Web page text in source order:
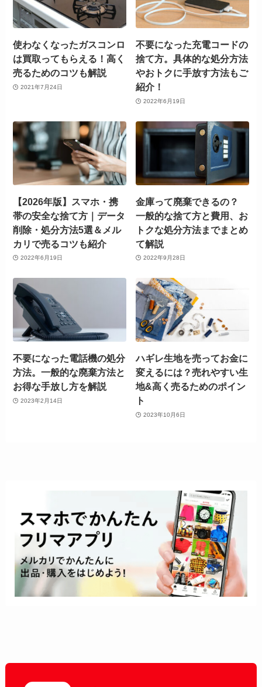
使わなくなったガスコンロ
は買取ってもらえる！高く
売るためのコツも解説
2021年7月24日
不要になった充電コードの
捨て方。具体的な処分方法
やおトクに手放す方法もご
紹介！
2022年6月19日
【2026年版】スマホ・携
帯の安全な捨て方｜データ
削除・処分方法5選＆メル
カリで売るコツも紹介
2022年6月19日
金庫って廃棄できるの？
一般的な捨て方と費用、お
トクな処分方法までまとめ
て解説
2022年9月28日
不要になった電話機の処分
方法。一般的な廃棄方法と
お得な手放し方を解説
2023年2月14日
ハギレ生地を売ってお金に
変えるには？売れやすい生
地&高く売るためのポイン
ト
2023年10月6日